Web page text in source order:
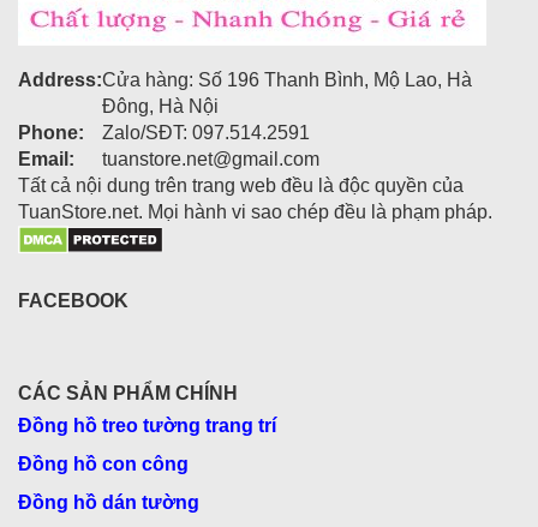
Address:Cửa hàng: Số 196 Thanh Bình, Mộ Lao, Hà
Đông, Hà Nội
Phone:
Zalo/SĐT: 097.514.2591
Email:
tuanstore.net@gmail.com
Tất cả nội dung trên trang web đều là độc quyền của
TuanStore.net. Mọi hành vi sao chép đều là phạm pháp.
FACEBOOK
CÁC SẢN PHẨM CHÍNH
Đồng hồ treo tường trang trí
Đồng hồ con công
Đồng hồ dán tường